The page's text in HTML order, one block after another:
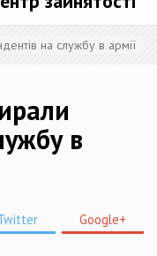
на службу в армії
в
Google+